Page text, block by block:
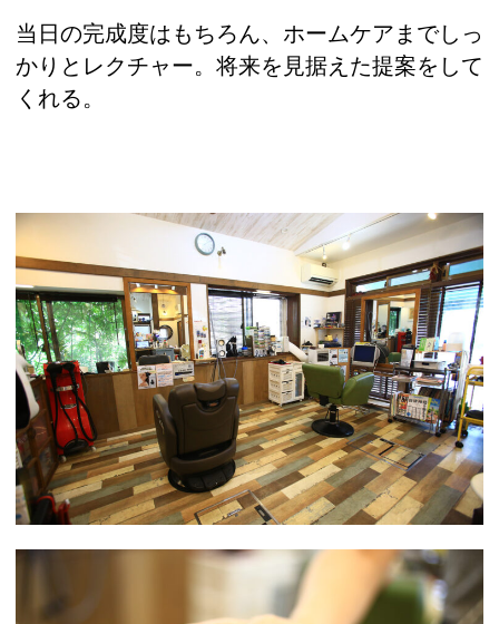
当日の完成度はもちろん、ホームケアまでしっ
かりとレクチャー。将来を見据えた提案をして
くれる。